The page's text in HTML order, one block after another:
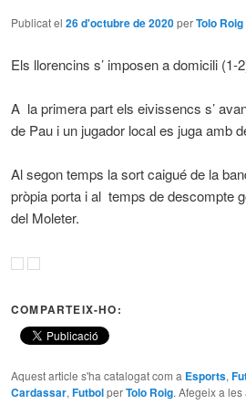
Publicat el 26 d'octubre de 2020perTolo Roig
Els llorencins s’ imposen a domicili (1-
A la primera part els eivissencs s’
de Pau i un jugador local es juga amb
Al segon temps la sort caigué de la
pròpia porta i al temps de descompte
del Moleter.
COMPARTEIX-HO:
Aquest article s'ha catalogat com a Esports,
Cardassar, FutbolperTolo Roig. Afegeix a